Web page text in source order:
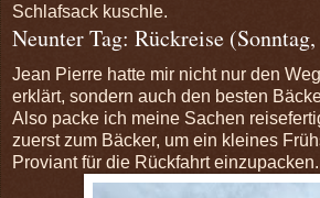
Schlafsack kuschle.
Neunter Tag: Rückreise
Jean Pierre hatte mir nicht nur den
erklärt, sondern auch den besten
Also packe ich meine Sachen
zuerst zum Bäcker, um ein kleines
Proviant für die Rückfahrt einzupacken.